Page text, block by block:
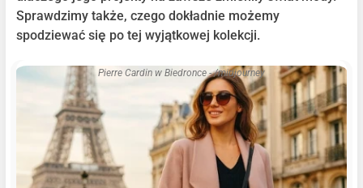
Sprawdzimy także, czego dokładnie możemy
spodziewać się po tej wyjątkowej kolekcji.
Pierre Cardin w Biedronce - /midjourney